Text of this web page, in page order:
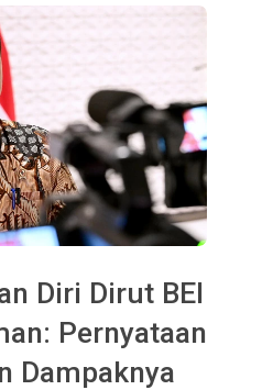
Diri Dirut BEI
Pernyataan
Dampaknya